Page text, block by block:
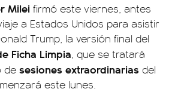
Milei firmó este viernes, antes
a Estados Unidos para asistir
Trump, la versión final del
Ficha Limpia, que se tratará
de sesiones extraordinarias del
este lunes.